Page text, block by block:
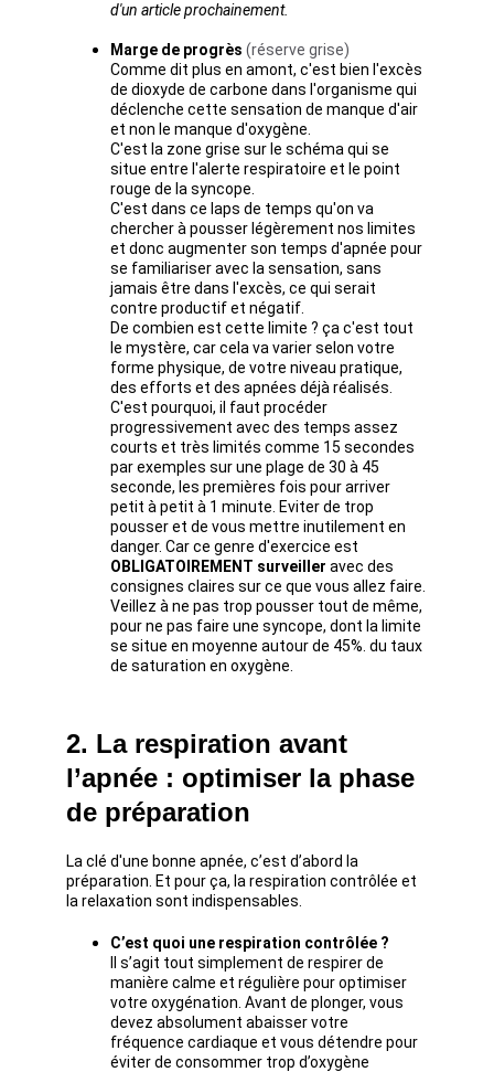
2. La respiration avant
l’apnée : optimiser la phase
de préparation
La clé d'une bonne apnée, c’est d’abord la
préparation. Et pour ça, la respiration contrôlée et
la relaxation sont indispensables.
C’est quoi une respiration contrôlée ?
Il s’agit tout simplement de respirer de
manière calme et régulière pour optimiser
votre oxygénation. Avant de plonger, vous
devez absolument abaisser votre
fréquence cardiaque et vous détendre pour
éviter de consommer trop d’oxygène
d'un article prochainement.
Marge de progrès (réserve grise)
Comme dit plus en amont, c'est bien l'excès
de dioxyde de carbone dans l'organisme qui
déclenche cette sensation de manque d'air
et non le manque d'oxygène.
C'est la zone grise sur le schéma qui se
situe entre l'alerte respiratoire et le point
rouge de la syncope.
C'est dans ce laps de temps qu'on va
chercher à pousser légèrement nos limites
et donc augmenter son temps d'apnée pour
se familiariser avec la sensation, sans
jamais être dans l'excès, ce qui serait
contre productif et négatif.
De combien est cette limite ? ça c'est tout
le mystère, car cela va varier selon votre
forme physique, de votre niveau pratique,
des efforts et des apnées déjà réalisés.
C'est pourquoi, il faut procéder
progressivement avec des temps assez
courts et très limités comme 15 secondes
par exemples sur une plage de 30 à 45
seconde, les premières fois pour arriver
petit à petit à 1 minute. Eviter de trop
pousser et de vous mettre inutilement en
danger. Car ce genre d'exercice est
OBLIGATOIREMENT surveiller avec des
consignes claires sur ce que vous allez faire.
Veillez à ne pas trop pousser tout de même,
pour ne pas faire une syncope, dont la limite
se situe en moyenne autour de 45%. du taux
de saturation en oxygène.